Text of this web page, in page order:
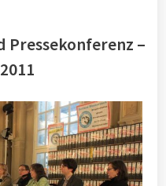
Pressekonferenz –